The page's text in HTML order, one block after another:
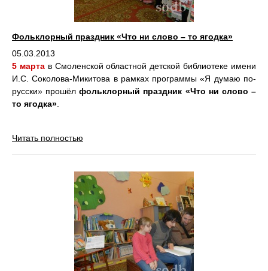
Фольклорный праздник «Что ни слово – то ягодка»
05.03.2013
5 марта в Смоленской областной детской библиотеке имени
И.С. Соколова-Микитова в рамках программы «Я думаю по-
русски» прошёлфольклорный праздник «Что ни слово –
то ягодка».
Читать полностью